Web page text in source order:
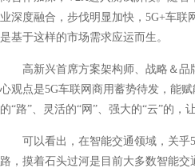
业深度融合，步伐明显加快，5G+车联
是基于这样的市场需求应运而生。
高新兴首席方案架构师、战略＆
心观点是5G车联网商用蓄势待发，能
的“路”、灵活的“网”、强大的“云”的，
可以看出，在智能交通领域，关
路，摸着石头过河是目前大多数智能